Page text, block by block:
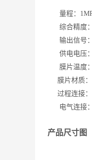
量程：
综合精度：
输出信号：
供电电压：
膜片温度
膜片材质：
过程连接：
电气连接：
产品尺寸图